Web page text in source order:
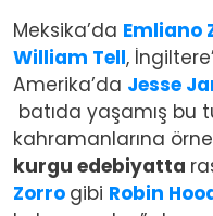
Meksika’da Emliano
William Tell,
Amerika’da Jesse
batıda yaşamış bu
kahramanlarına
kurgu edebiyatta
Zorro gibi Robin